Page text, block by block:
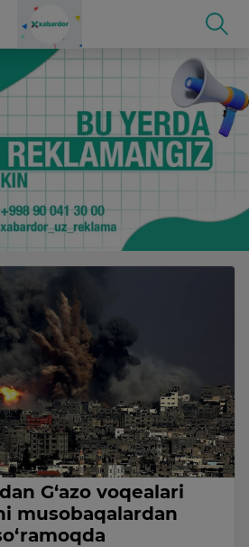
G‘azo voqealari
musobaqalardan